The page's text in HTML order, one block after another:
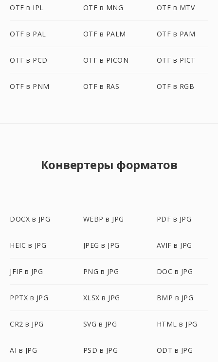
OTF в IPL OTF в MNG OTF в MTV
OTF в PAL OTF в PALM OTF в PAM
OTF в PCD OTF в PICON OTF в PICT
OTF в PNM OTF в RAS OTF в RGB
Конвертеры форматов
DOCX в JPG WEBP в JPG PDF в JPG
HEIC в JPG JPEG в JPG AVIF в JPG
JFIF в JPG PNG в JPG DOC в JPG
PPTX в JPG XLSX в JPG BMP в JPG
CR2 в JPG SVG в JPG HTML в JPG
AI в JPG PSD в JPG ODT в JPG